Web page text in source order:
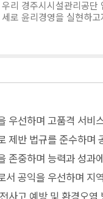
우리 경주시시설관리공단
세로 윤리경영을 실현하
우선하며 고품격 서비
제반 법규를 준수하며
존중하며 능력과 성과
서 공익을 우선하며 지